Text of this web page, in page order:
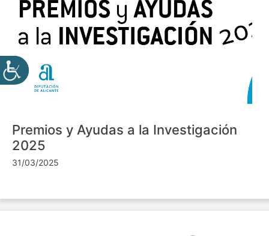
Premios y Ayudas a la Investigación
2025
31/03/2025